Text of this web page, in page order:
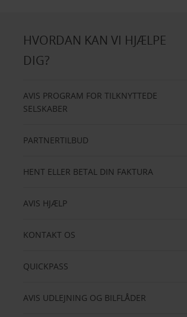
HVORDAN KAN VI HJÆLPE
DIG?
AVIS PROGRAM FOR TILKNYTTEDE
SELSKABER
PARTNERTILBUD
HENT ELLER BETAL DIN FAKTURA
AVIS HJÆLP
KONTAKT OS
QUICKPASS
AVIS UDLEJNING OG BILFLÅDER